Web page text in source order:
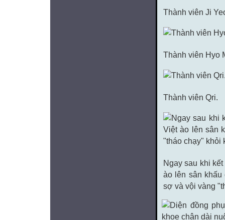
Thành viên Ji
Thành viên Hyo
Thành viên Qri.
Ngay sau khi
ào lên sân khấu
sợ và vội vàng